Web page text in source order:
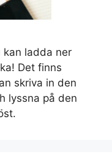
kan ladda ner
Det finns
skriva in den
lyssna på den